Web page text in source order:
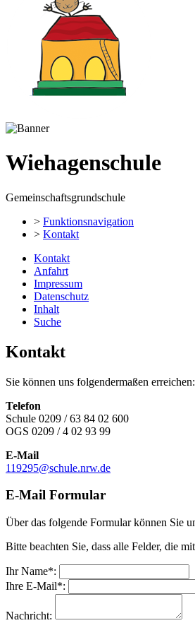
Wiehagenschule
Gemeinschaftsgrundschule
> Funktionsnavigation
> Kontakt
Kontakt
Anfahrt
Impressum
Datenschutz
Inhalt
Suche
Kontakt
Sie können uns folgendermaßen erreichen:
Telefon
Schule 0209 / 63 84 02 600
OGS 0209 / 4 02 93 99
E-Mail
119295@schule.nrw.de
E-Mail Formular
Über das folgende Formular können Sie
Bitte beachten Sie, dass alle Felder, die
Ihr Name*:
Ihre E-Mail*:
Nachricht: